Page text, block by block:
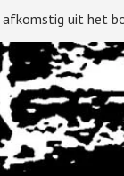
één van de
fundamenteel
uit het